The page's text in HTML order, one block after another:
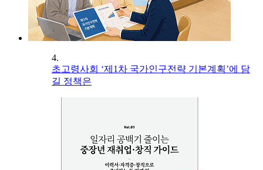
4.
초고령사회 ‘제1차 국가인구전략 기본계획’에 담
길 정책은